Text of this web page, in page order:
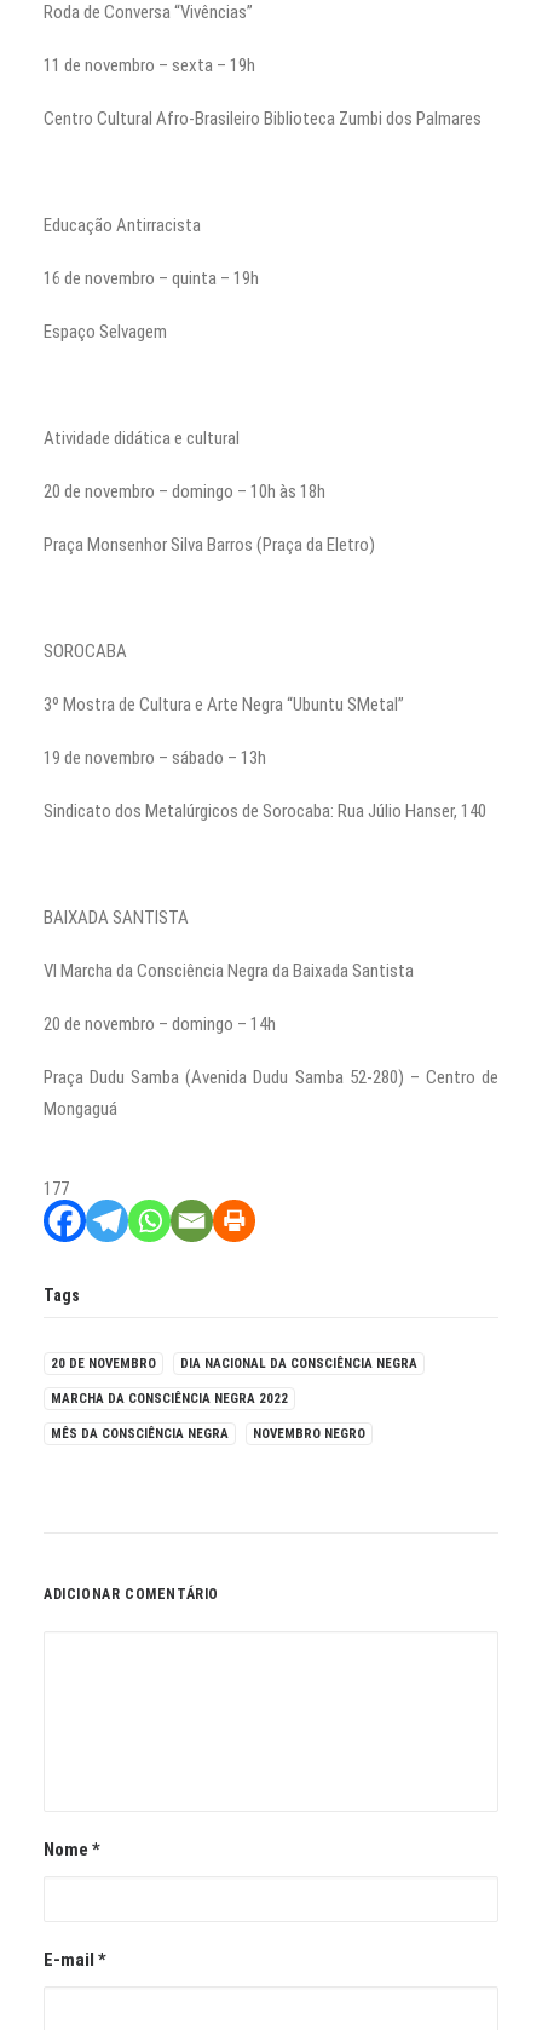
Roda de Conversa “Vivências”
11 de novembro – sexta – 19h
Centro Cultural Afro-Brasileiro Biblioteca Zumbi dos Palmares
Educação Antirracista
16 de novembro – quinta – 19h
Espaço Selvagem
Atividade didática e cultural
20 de novembro – domingo – 10h às 18h
Praça Monsenhor Silva Barros (Praça da Eletro)
SOROCABA
3º Mostra de Cultura e Arte Negra “Ubuntu SMetal”
19 de novembro – sábado – 13h
Sindicato dos Metalúrgicos de Sorocaba: Rua Júlio Hanser, 140
BAIXADA SANTISTA
VI Marcha da Consciência Negra da Baixada Santista
20 de novembro – domingo – 14h
Praça Dudu Samba (Avenida Dudu Samba 52-280) – Centro de
Mongaguá
177
Tags
20 DE NOVEMBRO DIA NACIONAL DA CONSCIÊNCIA NEGRA
MARCHA DA CONSCIÊNCIA NEGRA 2022
MÊS DA CONSCIÊNCIA NEGRA NOVEMBRO NEGRO
ADICIONAR COMENTÁRIO
Nome *
E-mail *